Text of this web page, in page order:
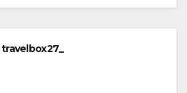
travelbox27_